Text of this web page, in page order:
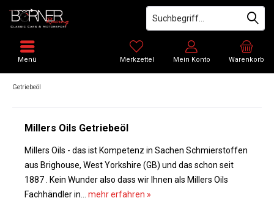
Warenkorb
Merkzettel Mein Konto
Menü
Getriebeöl
Millers Oils Getriebeöl
Millers Oils - das ist Kompetenz in Sachen Schmierstoffen
aus Brighouse, West Yorkshire (GB) und das schon seit
1887 . Kein Wunder also dass wir Ihnen als Millers Oils
Fachhändler in... mehr erfahren »